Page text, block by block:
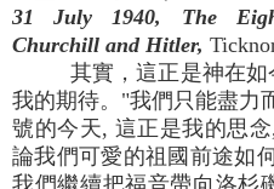
31 July 1940, The
Churchill and Hitler,
其實，這正是神在
我的期待。"我們只能盡力
號的今天, 這正是我的思
論我們可愛的祖國前途如
我們繼續把福音帶向洛杉